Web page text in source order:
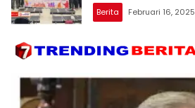
Berita Februari 16, 2025